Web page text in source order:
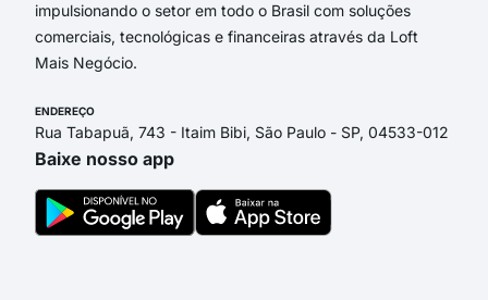
impulsionando o setor em todo o Brasil com soluções
comerciais, tecnológicas e financeiras através da Loft
Mais Negócio.
ENDEREÇO
Rua Tabapuã, 743 - Itaim Bibi, São Paulo - SP, 04533-012
Baixe nosso app